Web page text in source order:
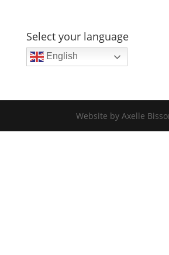
Select your language
English
Website by Axelle